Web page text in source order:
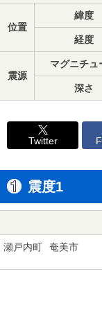
位置
緯度
経度
震源
マグニチュ
深さ
Twitter
震度1
瀬戸内町 奄美市